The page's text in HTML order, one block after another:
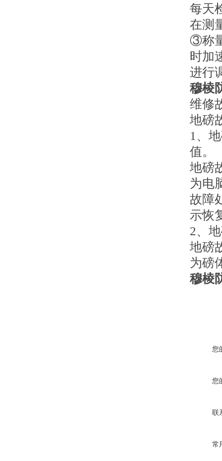
每天
在测
③称
时加
进行
穆棱
维修
地磅
1、
值。
地磅
为电
故障
示恢
2、
地磅
为磅
穆棱
您
您
联
常